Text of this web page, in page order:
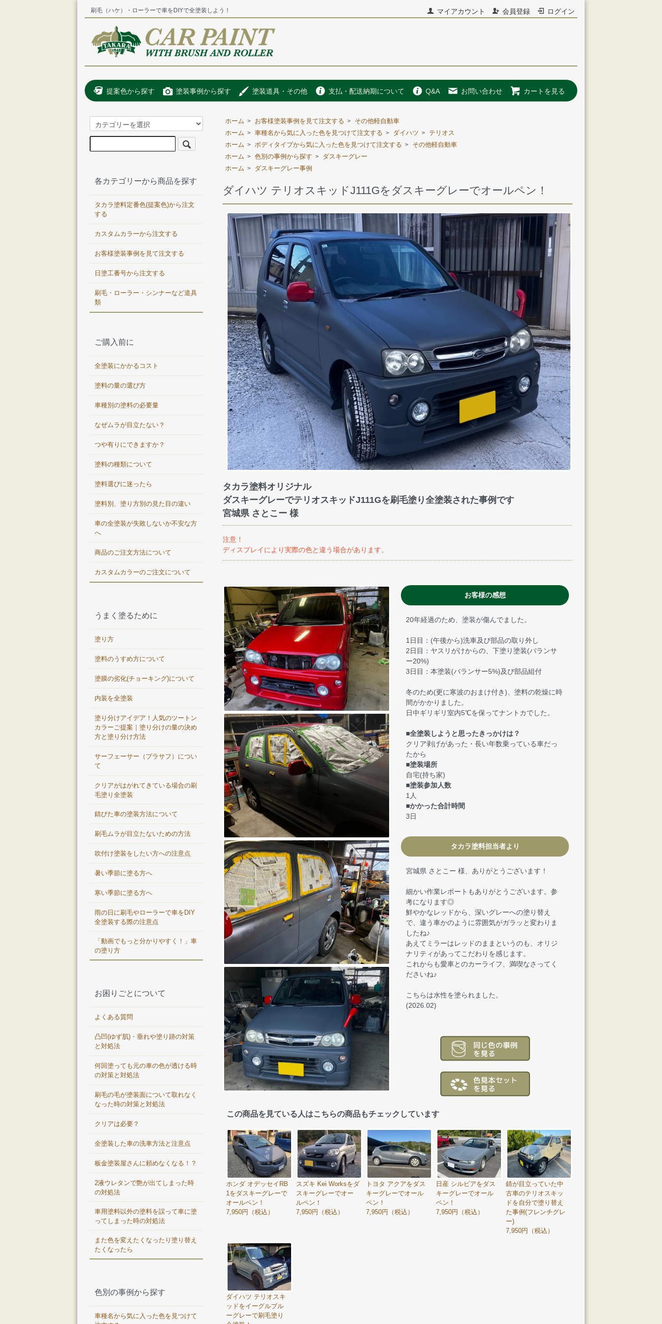
マイアカウント 会員登録 ログイン
刷毛（ハケ）・ローラーで車をDIYで全塗装しよう！
提案色から探す 塗装事例から探す 塗装道具・その他 支払・配送納期について Q&A お問い合わせ カートを見る
ホーム > お客様塗装事例を見て注文する >
その他軽自動車
ホーム > 車種名から気に入った色を見つけて注文する > ダイハツ >
テリオス
ホーム > ボディタイプから気に入った色を見つけて注文する >
その他軽自動車
ホーム > 色別の事例から探す >
ダスキーグレー
ホーム > ダスキーグレー事例
ダイハツ テリオスキッドJ111Gをダスキーグレーでオールペン！
タカラ塗料オリジナル
ダスキーグレーでテリオスキッドJ111Gを刷毛塗り全塗装された事例です
宮城県 さとこー 様
注意！
ディスプレイにより実際の色と違う場合があります。
お客様の感想
20年経過のため、塗装が傷んでました。
1日目：(午後から)洗車及び部品の取り外し
2日目：ヤスリがけからの、下塗り塗装(バランサ
ー20%)
3日目：本塗装(バランサー5%)及び部品組付
冬のため(更に寒波のおまけ付き)、塗料の乾燥に時
間がかかりました。
日中ギリギリ室内5℃を保ってナントカでした。
■全塗装しようと思ったきっかけは？
クリア剥げがあった・長い年数乗っている車だっ
たから
■塗装場所
自宅(持ち家)
■塗装参加人数
1人
■かかった合計時間
3日
タカラ塗料担当者より
宮城県 さとこー 様、ありがとうございます！
細かい作業レポートもありがとうございます。参
考になります◎
鮮やかなレッドから、深いグレーへの塗り替え
で、違う車かのように雰囲気がガラッと変わりま
したね♪
あえてミラーはレッドのままというのも、オリジ
ナリティがあってこだわりを感じます。
これからも愛車とのカーライフ、満喫なさってく
ださいね♪
こちらは水性を塗られました。
(2026.02)
この商品を見ている人はこちらの商品もチェックしています
ホンダ オデッセイRB
1をダスキーグレーで
オールペン！
7,950円（税込）
スズキ Kei Worksをダ
スキーグレーでオー
ルペン！
7,950円（税込）
トヨタ アクアをダス
キーグレーでオール
ペン！
7,950円（税込）
日産 シルビアをダス
キーグレーでオール
ペン！
7,950円（税込）
錆が目立っていた中
古車のテリオスキッ
ドを自分で塗り替え
た事例(フレンチグレ
ー)
7,950円（税込）
ダイハツ テリオスキ
ッドをイーグルブル
ーグレーで刷毛塗り
各カテゴリーから商品を探す
タカラ塗料定番色(提案色)から注文
する
カスタムカラーから注文する
お客様塗装事例を見て注文する
日塗工番号から注文する
刷毛・ローラー・シンナーなど道具
類
ご購入前に
全塗装にかかるコスト
塗料の量の選び方
車種別の塗料の必要量
なぜムラが目立たない？
つや有りにできますか？
塗料の種類について
塗料選びに迷ったら
塗料別、塗り方別の見た目の違い
車の全塗装が失敗しないか不安な方
へ
商品のご注文方法について
カスタムカラーのご注文について
うまく塗るために
塗り方
塗料のうすめ方について
塗膜の劣化(チョーキング)について
内装を全塗装
塗り分けアイデア！人気のツートン
カラーご提案｜塗り分けの量の決め
方と塗り分け方法
サーフェーサー（プラサフ）につい
て
クリアがはがれてきている場合の刷
毛塗り全塗装
錆びた車の塗装方法について
刷毛ムラが目立たないための方法
吹付け塗装をしたい方への注意点
暑い季節に塗る方へ
寒い季節に塗る方へ
雨の日に刷毛やローラーで車をDIY
全塗装する際の注意点
「動画でもっと分かりやすく！」車
の塗り方
お困りごとについて
よくある質問
凸凹(ゆず肌)・垂れや塗り跡の対策
と対処法
何回塗っても元の車の色が透ける時
の対策と対処法
刷毛の毛が塗装面について取れなく
なった時の対策と対処法
クリアは必要？
全塗装した車の洗車方法と注意点
板金塗装屋さんに頼めなくなる！？
2液ウレタンで艶が出てしまった時
の対処法
車用塗料以外の塗料を誤って車に塗
ってしまった時の対処法
また色を変えたくなったり塗り替え
たくなったら
色別の事例から探す
車種名から気に入った色を見つけて